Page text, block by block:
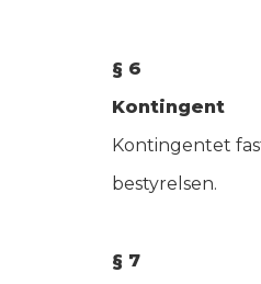
§ 6
Kontingent
Kontingentet
bestyrelsen.
§ 7